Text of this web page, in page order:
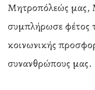
Μητροπόλεώς μας,
συμπλήρωσε φέτος
κοινωνικής
συνανθρώπους μας.